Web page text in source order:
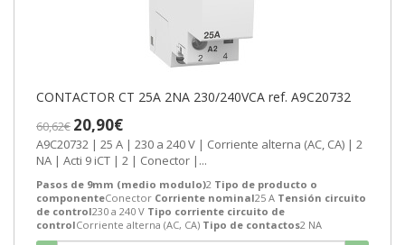
CONTACTOR CT 25A 2NA 230/240VCA ref. A9C20732
60,62€ 20,90€
A9C20732 | 25 A | 230 a 240 V | Corriente alterna (AC, CA) | 2
NA | Acti 9 iCT | 2 | Conector |...
Pasos de 9mm (medio modulo)2 Tipo de producto o
componenteConector Corriente nominal25 A Tensión circuito
de control230 a 240 V Tipo corriente circuito de
controlCorriente alterna (AC, CA) Tipo de contactos2 NA